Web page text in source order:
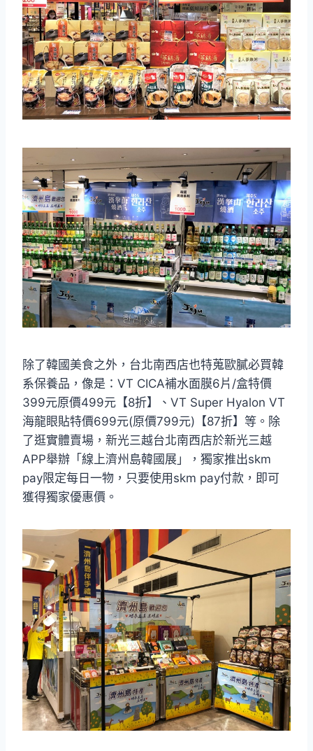
除了韓國美食之外，台北南西店也特蒐歐膩必買韓
系保養品，像是：VT CICA補水面膜6片/盒特價
399元原價499元【8折】、VT Super Hyalon VT
海龍眼貼特價699元(原價799元)【87折】等。除
了逛實體賣場，新光三越台北南西店於新光三越
APP舉辦「線上濟州島韓國展」，獨家推出skm
pay限定每日一物，只要使用skm pay付款，即可
獲得獨家優惠價。